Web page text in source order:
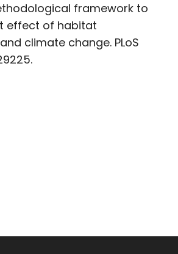
framework to
effect of habitat
climate change. PLoS